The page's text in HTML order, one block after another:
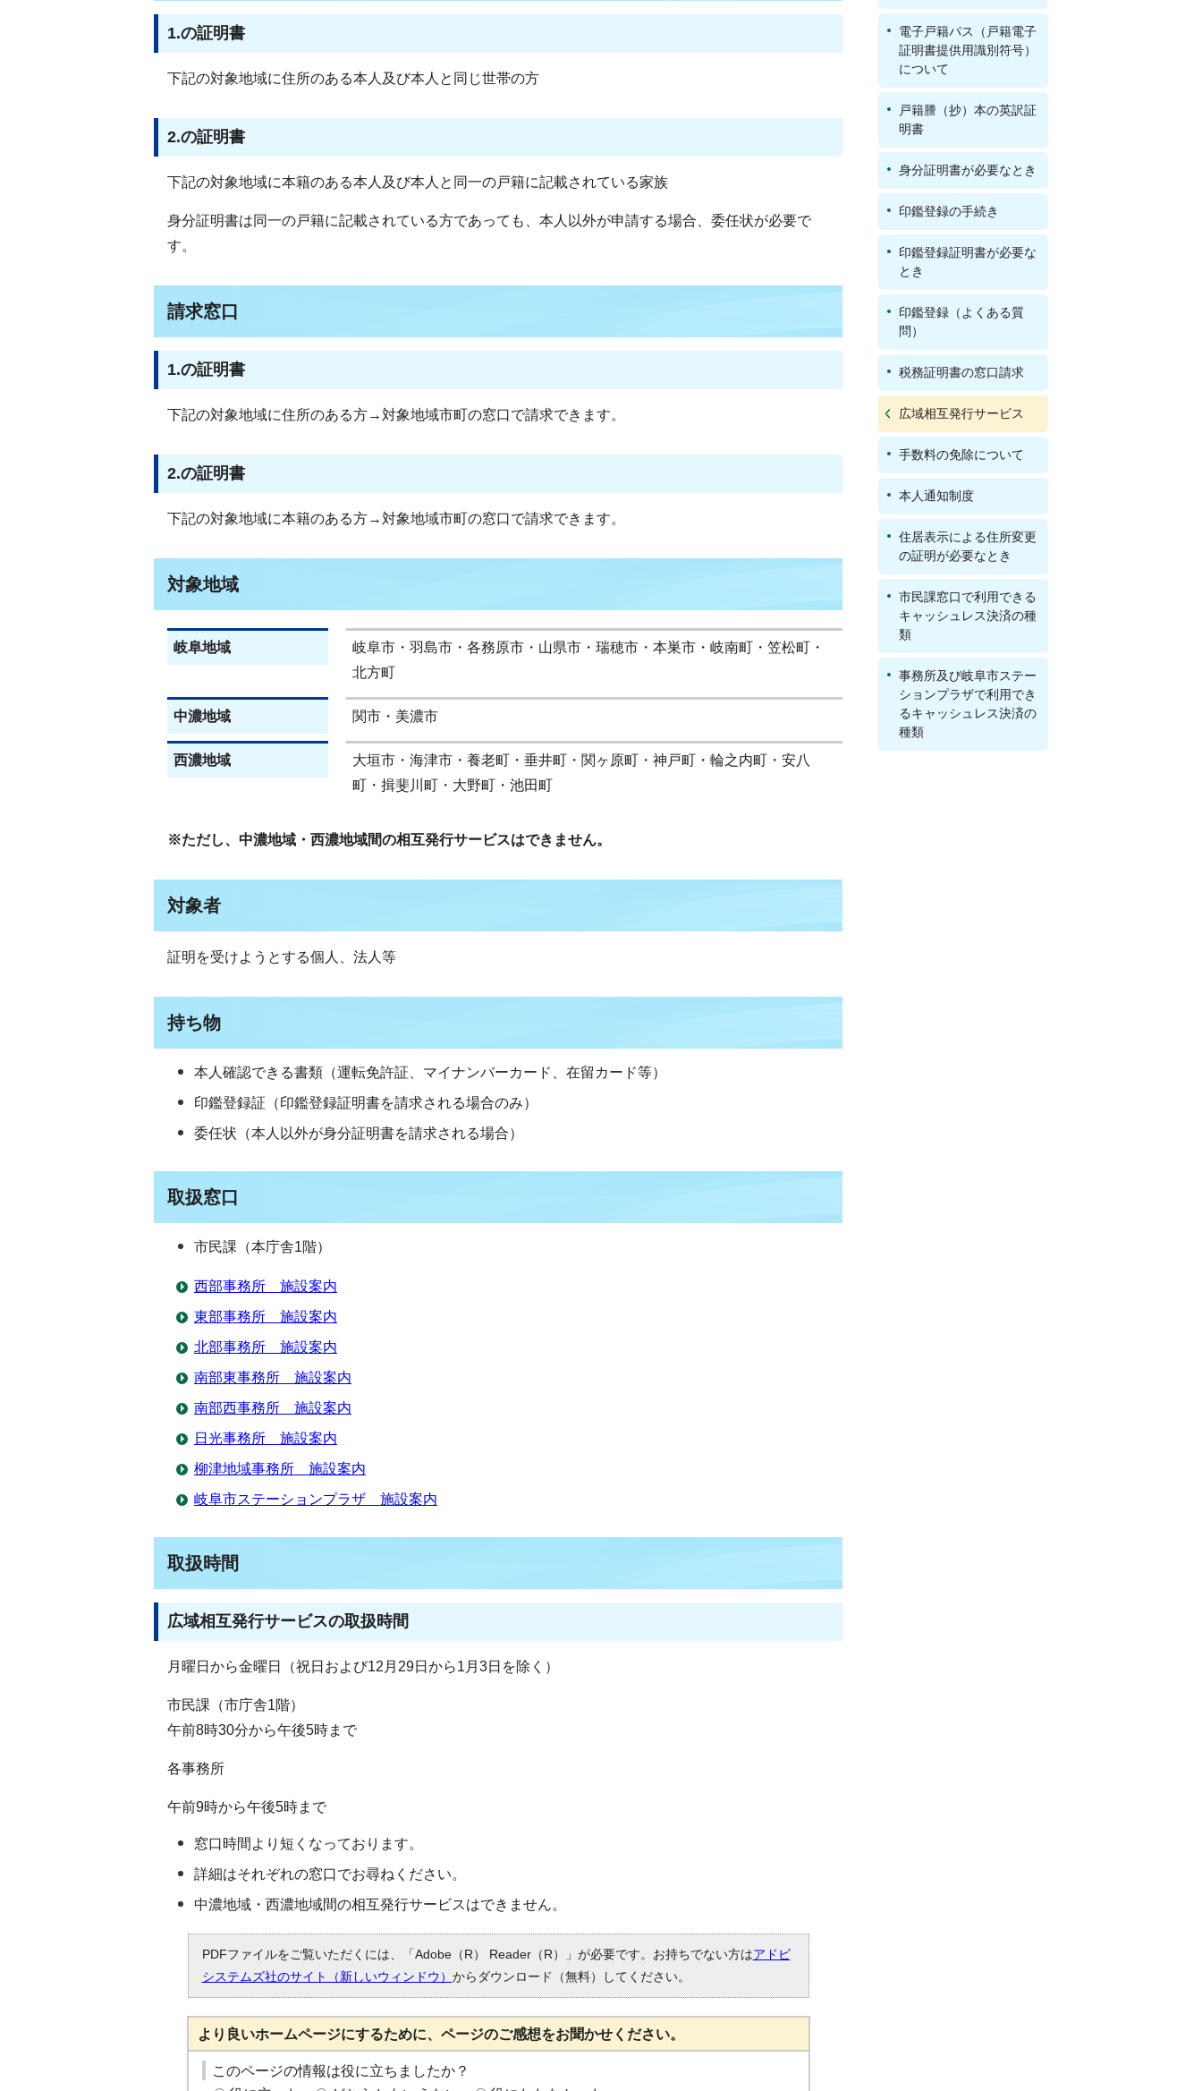
1.の証明書
下記の対象地域に住所のある本人及び本人と同じ世帯の方
2.の証明書
下記の対象地域に本籍のある本人及び本人と同一の戸籍に記載されている家族
身分証明書は同一の戸籍に記載されている方であっても、本人以外が申請する場合、委任状が必要で
す。
請求窓口
1.の証明書
下記の対象地域に住所のある方→対象地域市町の窓口で請求できます。
2.の証明書
下記の対象地域に本籍のある方→対象地域市町の窓口で請求できます。
対象地域
岐阜地域
岐阜市・羽島市・各務原市・山県市・瑞穂市・本巣市・岐南町・笠松町・
北方町
中濃地域 関市・美濃市
西濃地域
大垣市・海津市・養老町・垂井町・関ヶ原町・神戸町・輪之内町・安八
町・揖斐川町・大野町・池田町
※ただし、中濃地域・西濃地域間の相互発行サービスはできません。
対象者
証明を受けようとする個人、法人等
持ち物
本人確認できる書類（運転免許証、マイナンバーカード、在留カード等）
印鑑登録証（印鑑登録証明書を請求される場合のみ）
委任状（本人以外が身分証明書を請求される場合）
取扱窓口
市民課（本庁舎1階）
西部事務所 施設案内
東部事務所 施設案内
北部事務所 施設案内
南部東事務所 施設案内
南部西事務所 施設案内
日光事務所 施設案内
柳津地域事務所 施設案内
岐阜市ステーションプラザ 施設案内
取扱時間
広域相互発行サービスの取扱時間
月曜日から金曜日（祝日および12月29日から1月3日を除く）
市民課（市庁舎1階）
午前8時30分から午後5時まで
各事務所
午前9時から午後5時まで
窓口時間より短くなっております。
詳細はそれぞれの窓口でお尋ねください。
中濃地域・西濃地域間の相互発行サービスはできません。
PDFファイルをご覧いただくには、「Adobe（R） Reader（R）」が必要です。お持ちでない方はアドビ
システムズ社のサイト（新しいウィンドウ） からダウンロード（無料）してください。
より良いホームページにするために、ページのご感想をお聞かせください。
このページの情報は役に立ちましたか？
電子戸籍パス（戸籍電子
証明書提供用識別符号）
について
戸籍謄（抄）本の英訳証
明書
身分証明書が必要なとき
印鑑登録の手続き
印鑑登録証明書が必要な
とき
印鑑登録（よくある質
問）
税務証明書の窓口請求
広域相互発行サービス
手数料の免除について
本人通知制度
住居表示による住所変更
の証明が必要なとき
市民課窓口で利用できる
キャッシュレス決済の種
類
事務所及び岐阜市ステー
ションプラザで利用でき
るキャッシュレス決済の
種類